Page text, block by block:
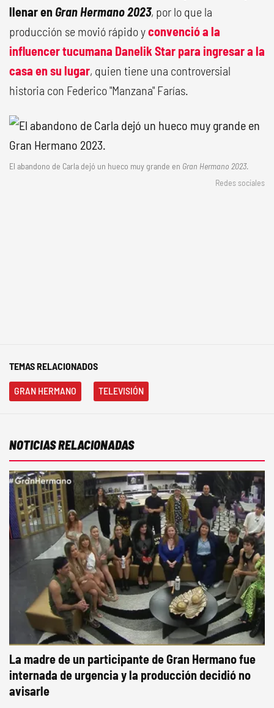
llenar en Gran Hermano 2023, por lo que la
producción se movió rápido yconvenció a la
influencer tucumana Danelik Star para ingresar a la
casa en su lugar, quien tiene una controversial
historia con Federico "Manzana" Farías.
El abandono de Carla dejó un hueco muy grande en Gran Hermano 2023.
Redes sociales
TEMAS RELACIONADOS
GRAN HERMANO TELEVISIÓN
NOTICIAS RELACIONADAS
La madre de un participante de Gran Hermano fue
internada de urgencia y la producción decidió no
avisarle